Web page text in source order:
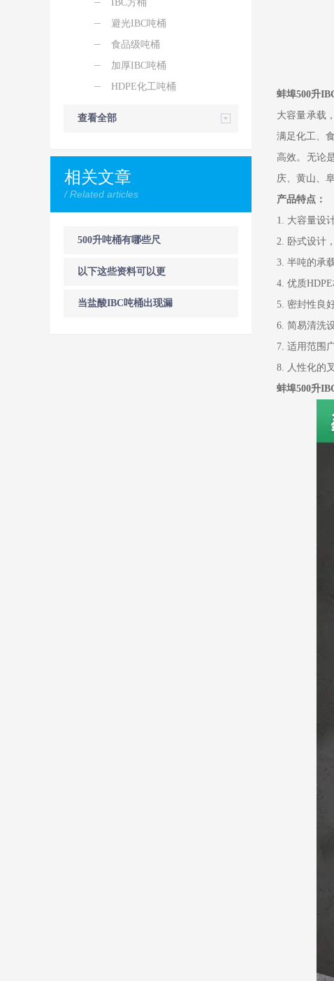
IBC方桶
避光IBC吨桶
食品级吨桶
加厚IBC吨桶
HDPE化工吨桶
查看全部
相关文章
/ Related articles
500升吨桶有哪些尺
寸，使用有什么区
别？
以下这些资料可以更
好的帮你了解塑料方
当盐酸IBC吨桶出现漏
蚌埠500升
大容量承载
满足化工、
高效。无论
庆、黄山、
产品特点：
1. 大容量设
2. 卧式设计
3. 半吨的承
4. 优质
5. 密封性良
6. 简易清洗
7. 适用范围
8. 人性化的
蚌埠500升